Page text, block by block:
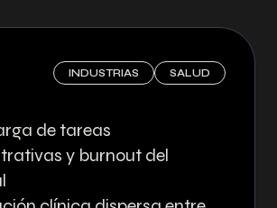
INDUSTRIAS SALUD
de tareas
y burnout del